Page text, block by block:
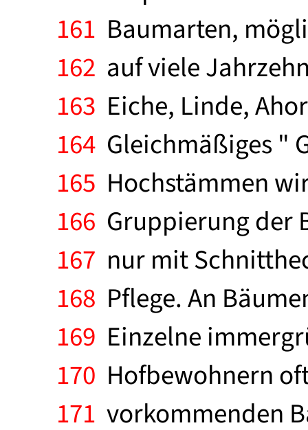
161 Baumarten,
162 auf viele
163 Eiche, Linde,
164 Gleichmäßiges "
165 Hochstämmen
166 Gruppierung der
167 nur mit
168 Pflege. An
169 Einzelne
170 Hofbewohnern
171 vorkommenden